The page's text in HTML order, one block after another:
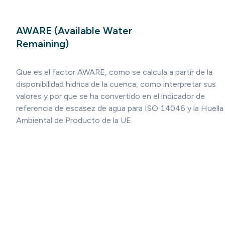
AWARE (Available Water
Remaining)
Que es el factor AWARE, como se calcula a partir de la
disponibilidad hidrica de la cuenca, como interpretar sus
valores y por que se ha convertido en el indicador de
referencia de escasez de agua para ISO 14046 y la Huella
Ambiental de Producto de la UE.